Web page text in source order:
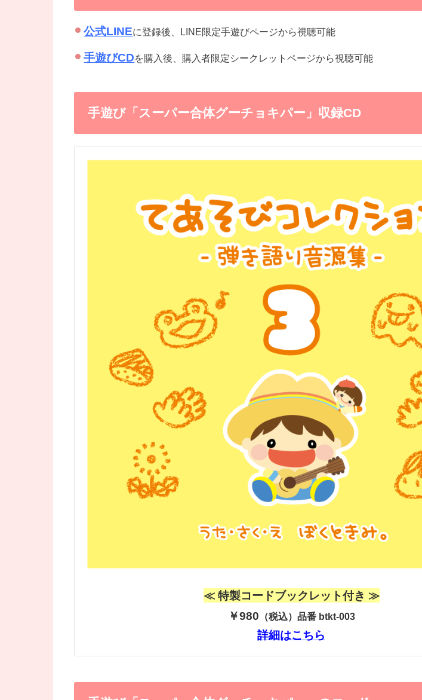
公式LINEに登録後、LINE限定手遊びページから視聴可能
手遊びCDを購入後、購入者限定シークレットページから視聴可能
手遊び「スーパー合体グーチョキパー」収録CD
≪ 特製コードブックレット付き ≫
￥980 （税込）品番 btkt-003
詳細はこちら